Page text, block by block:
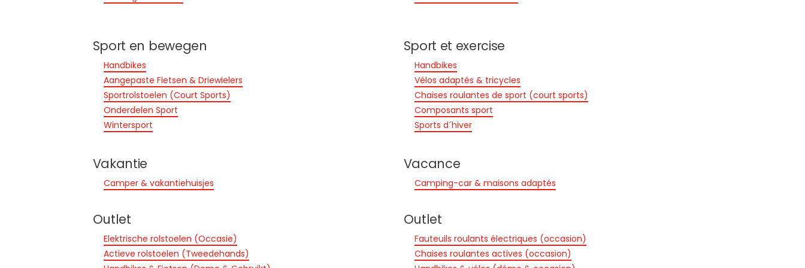
Sport en bewegen
Handbikes
Aangepaste Fietsen & Driewielers
Sportrolstoelen (Court Sports)
Onderdelen Sport
Wintersport
Vakantie
Camper & vakantiehuisjes
Outlet
Elektrische rolstoelen (Occasie)
Actieve rolstoelen (Tweedehands)
Sport et exercise
Handbikes
Vélos adaptés & tricycles
Chaises roulantes de sport (court sports)
Composants sport
Sports d´hiver
Vacance
Camping-car & maisons adaptés
Outlet
Fauteuils roulants électriques (occasion)
Chaises roulantes actives (occasion)